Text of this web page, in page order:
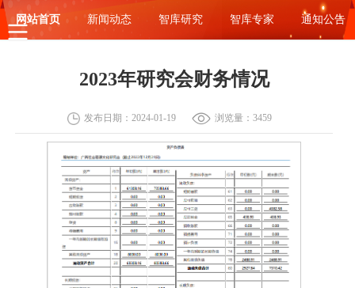
网站首页 新闻动态 智库研究 智库专家 通知公告
2023年研究会财务情况
发布日期：2024-01-19 浏览量：3459